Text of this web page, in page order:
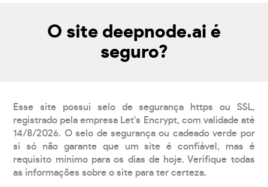
O site deepnode.ai é
seguro?
Esse site possui selo de segurança https ou SSL,
registrado pela empresa Let's Encrypt, com validade até
14/8/2026. O selo de segurança ou cadeado verde por
si só não garante que um site é confiável, mas é
requisito mínimo para os dias de hoje. Verifique todas
as informações sobre o site para ter certeza.